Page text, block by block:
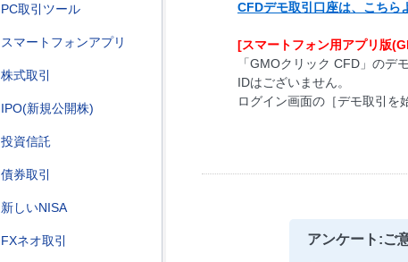
PC取引ツール
スマートフォンアプリ
株式取引
IPO(新規公開株)
投資信託
債券取引
新しいNISA
FXネオ取引
CFDデモ取引口座は、こちら
[スマートフォン用アプリ版
「GMOクリック CFD」のデ
IDはございません。
ログイン画面の［デモ取引を
アンケート:ご